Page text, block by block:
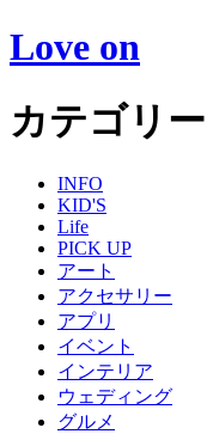
Love on
カテゴリー
INFO
KID'S
Life
PICK UP
アート
アクセサリー
アプリ
イベント
インテリア
ウェディング
グルメ